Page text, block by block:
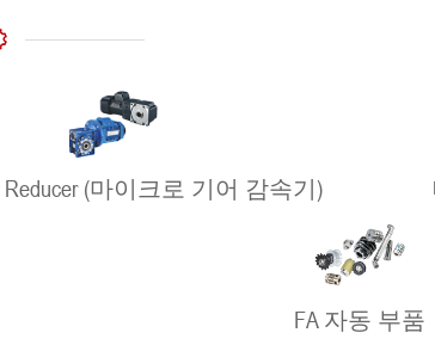
Reducer (마이크로 기어 감속기)
FA 자동 부품